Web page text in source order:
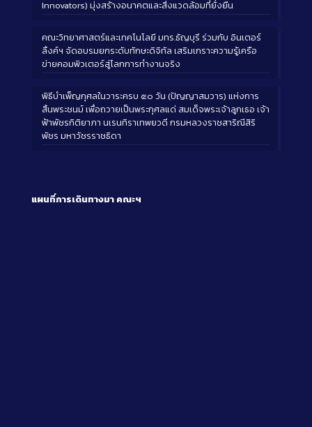
Innovators) มุ่งสร้างอนาคตและสิ่งแวดล้อมที่ยั่งยืน
คณะวิทยาศาสตร์และเทคโนโลยี มทร.ธัญบุรี ร่วมกับ อินเตอร์
ลิ้งค์ฯ จัดอบรมยกระดับทักษะดิจิทัล เสริมเกราะความรู้เครือ
ข่ายคอมพิวเตอร์สู่โลกการทำงานจริง
พิธีบำเพ็ญกุศลในวาระครบ ๕๐ วัน (ปัญญาสมวาร) แห่งการ
สิ้นพระชนม์ เพื่อถวายเป็นพระกุศลแด่ สมเด็จพระเจ้าลูกเธอ เจ้า
ฟ้าพัชรกิติยาภา นเรนทิราเทพยวดี กรมหลวงราชสาริณีสิริ
พัชร มหาวัชรราชธิดา
แผนที่การเดินทางมา คณะฯ